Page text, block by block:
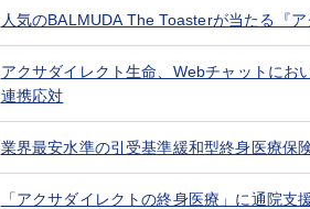
人気のBALMUDA The Toasterが当たる『
アクサダイレクト生命、Webチャットにお
連携応対
業界最安水準の引受基準緩和型終身医療保
「アクサダイレクトの終身医療」に通院